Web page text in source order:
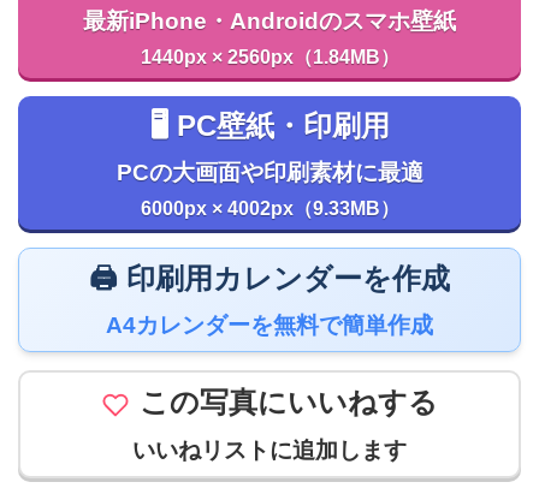
最新iPhone・Androidのスマホ壁紙
1440px × 2560px（1.84MB）
🖥️ PC壁紙・印刷用
PCの大画面や印刷素材に最適
6000px × 4002px（9.33MB）
🖨️ 印刷用カレンダーを作成
A4カレンダーを無料で簡単作成
この写真にいいねする
いいねリストに追加します